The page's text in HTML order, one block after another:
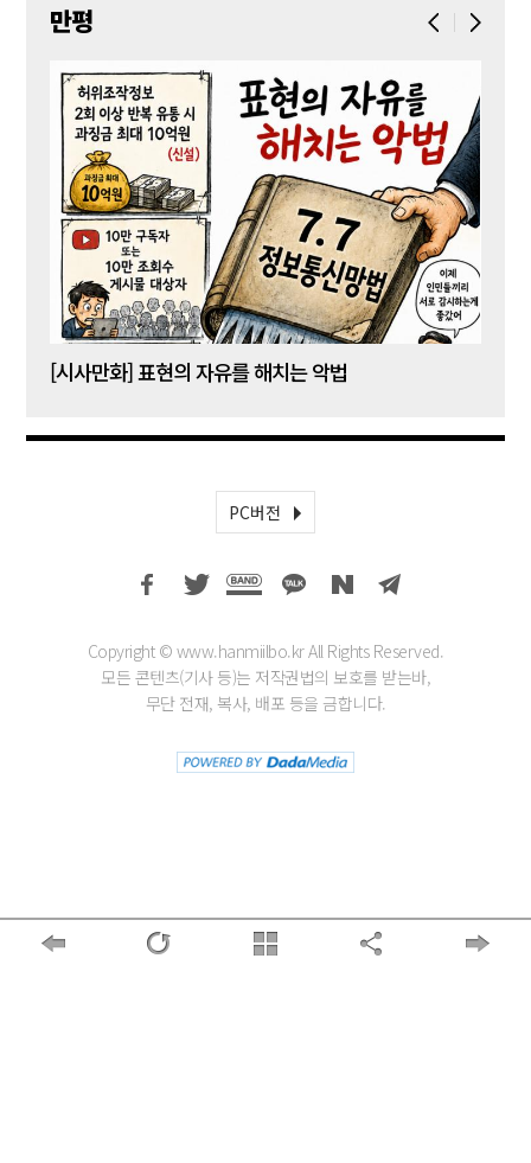
만평
[시사만화] 표현의 자유를 해치는 악법
PC버전
Copyright © www.hanmiilbo.kr All Rights Reserved.
모든 콘텐츠(기사 등)는 저작권법의 보호를 받는바,
무단 전재, 복사, 배포 등을 금합니다.